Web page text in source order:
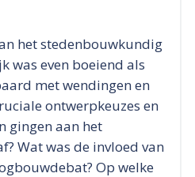
het stedenbouwkundig
was even boeiend als
met wendingen en
ontwerpkeuzes en
gingen aan het
Wat was de invloed van
Op welke